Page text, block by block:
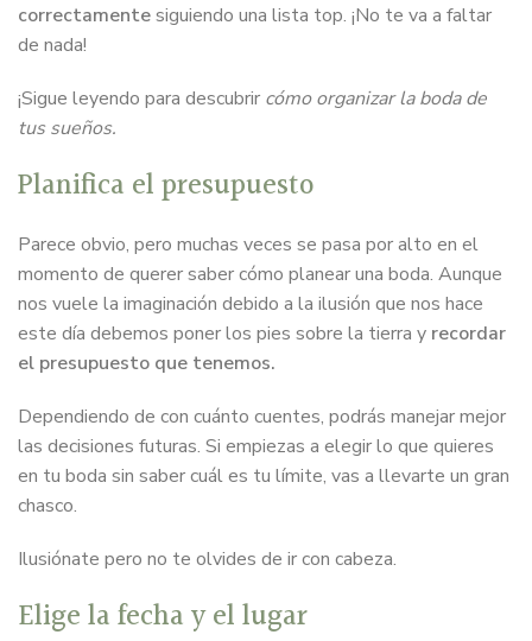
correctamentesiguiendo una lista top. ¡No te va a faltar
de nada!
¡Sigue leyendo para descubrir cómo organizar la boda de
tus sueños.
Planifica el presupuesto
Parece obvio, pero muchas veces se pasa por alto en el
momento de querer saber cómo planear una boda. Aunque
nos vuele la imaginación debido a la ilusión que nos hace
este día debemos poner los pies sobre la tierra y recordar
el presupuesto que tenemos.
Dependiendo de con cuánto cuentes, podrás manejar mejor
las decisiones futuras. Si empiezas a elegir lo que quieres
en tu boda sin saber cuál es tu límite, vas a llevarte un gran
chasco.
Ilusiónate pero no te olvides de ir con cabeza.
Elige la fecha y el lugar